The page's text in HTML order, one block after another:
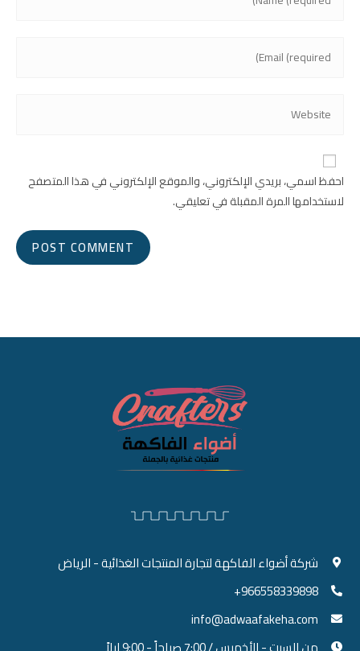
احفظ اسمي، بريدي الإلكتروني، والموقع الإلكتروني في هذا المتصفح
لاستخدامها المرة المقبلة في تعليقي.
شركة أضواء الفاكهة لتجارة المنتجات الغذائية - الرياض
966558339898+
info@adwaafakeha.com